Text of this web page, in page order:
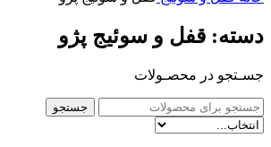
دسته: قفل و سوئیج پژو
جسـتجو در محصـولات
جستجو